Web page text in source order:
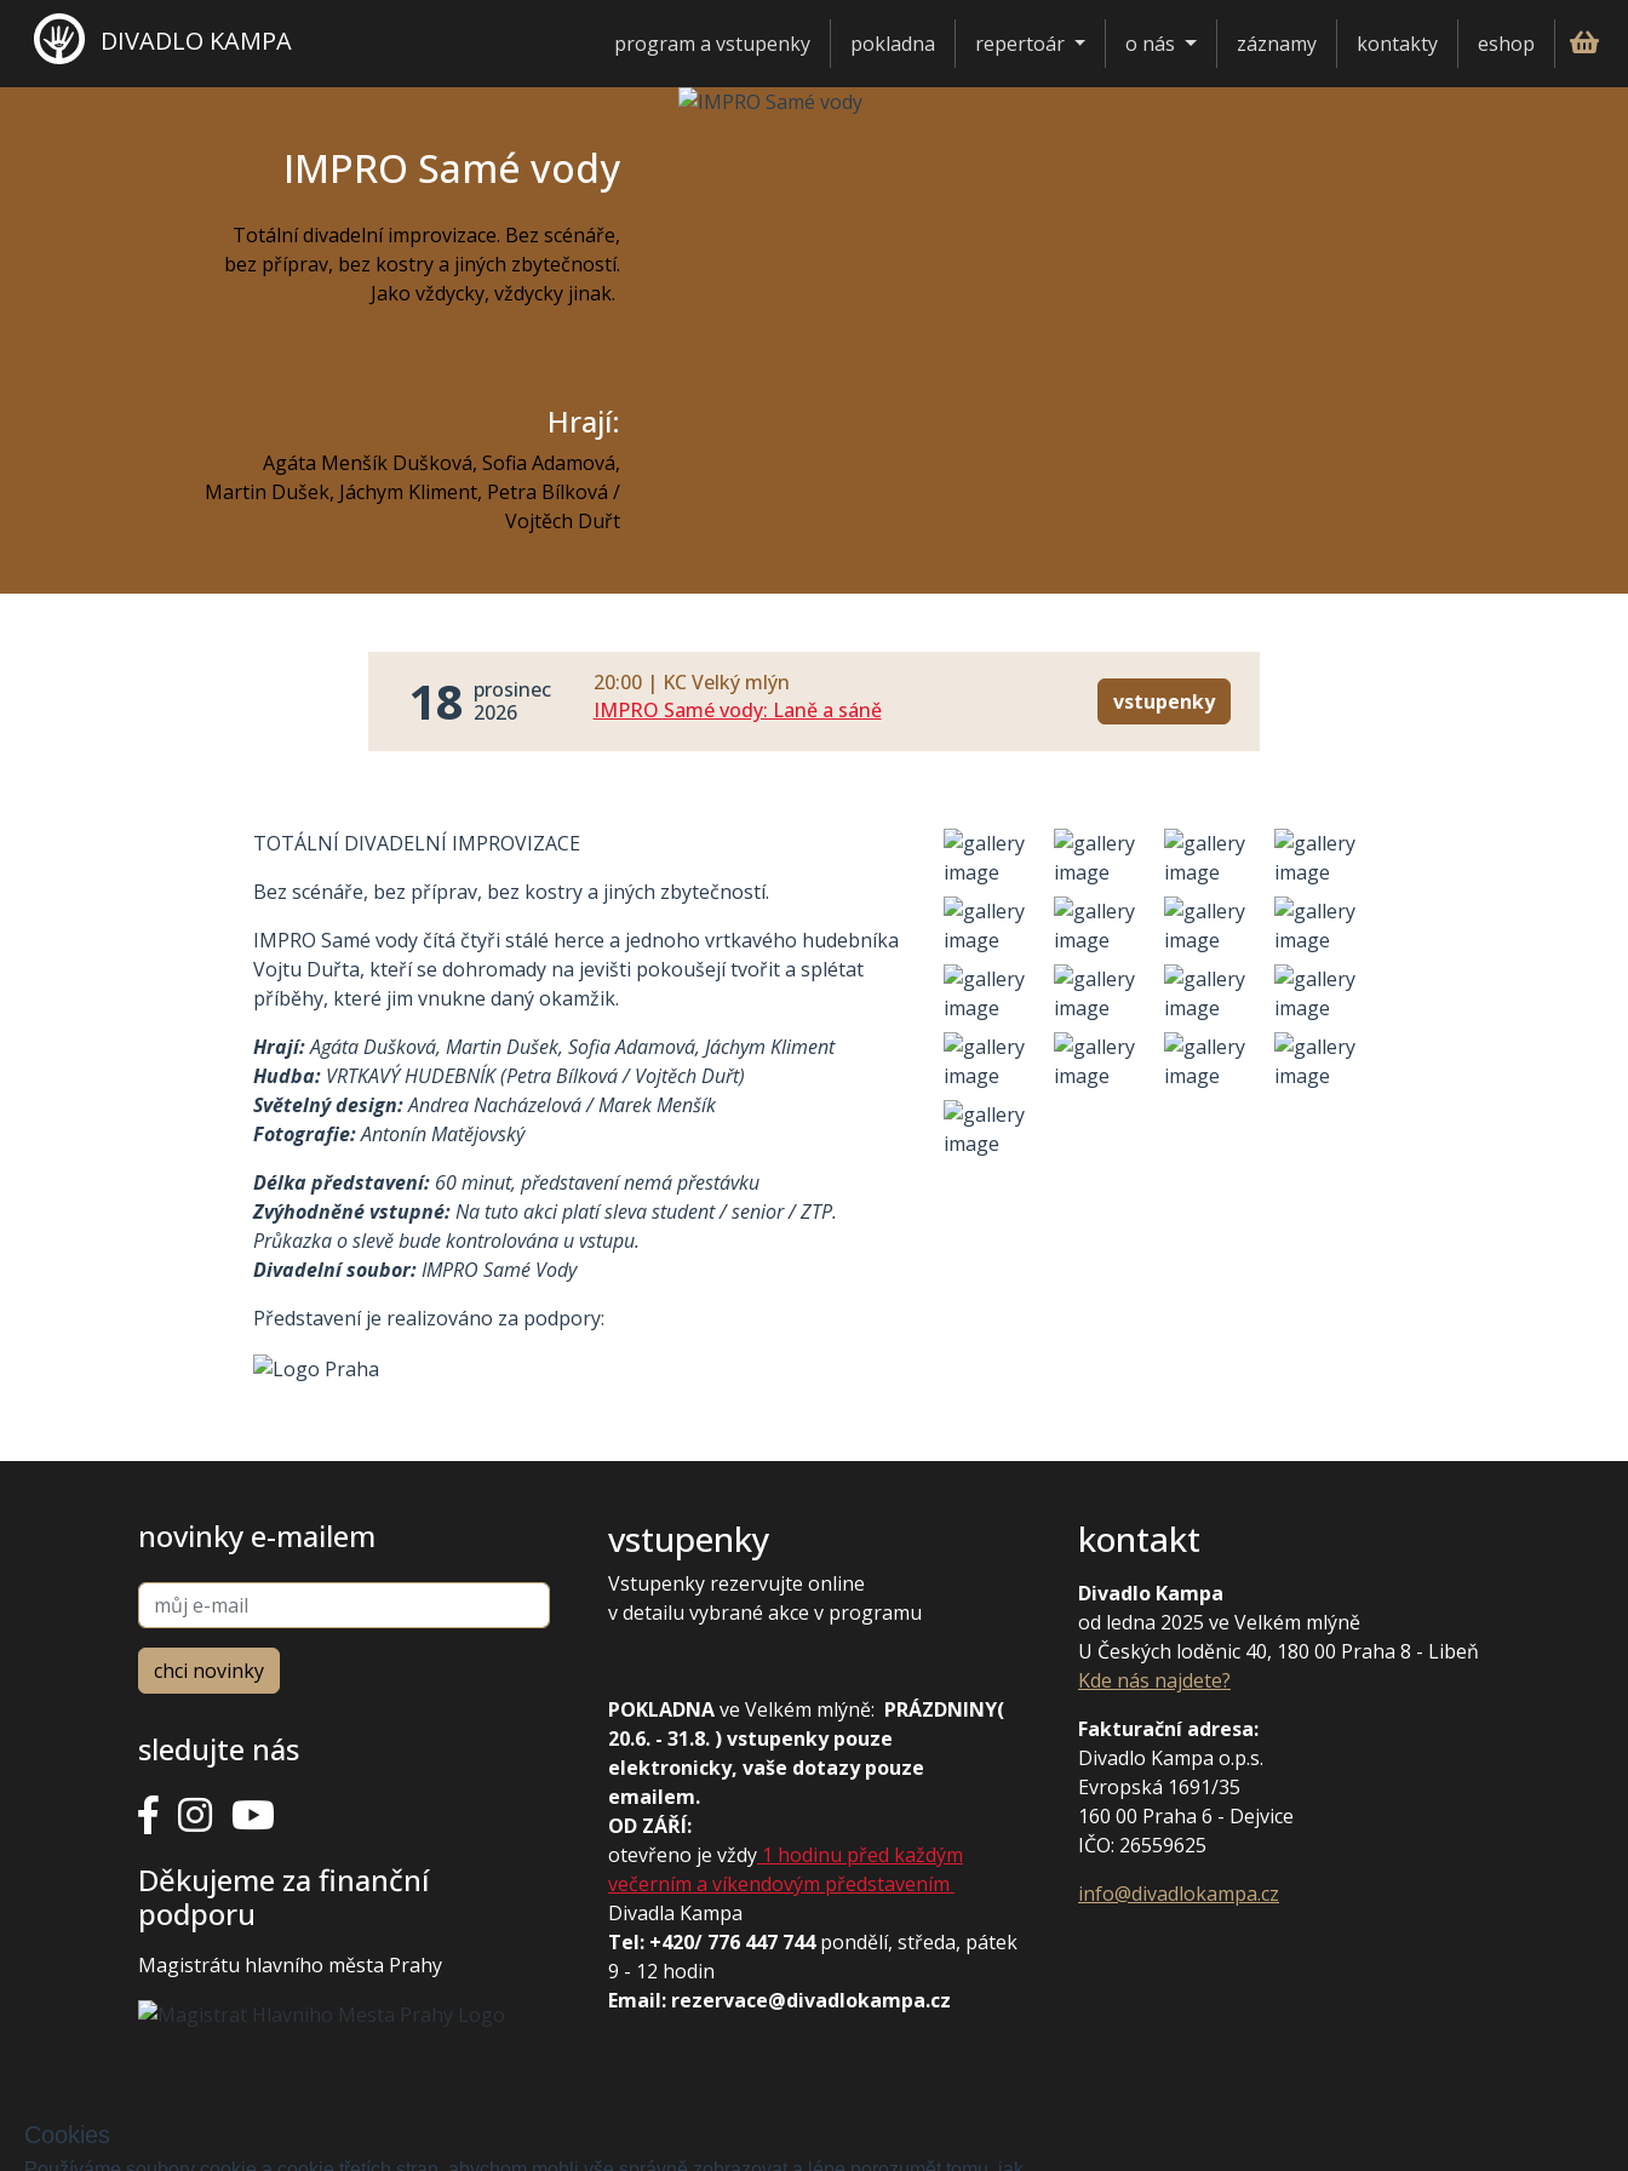
DIVADLO KAMPA program a vstupenky pokladna repertoár o nás záznamy kontakty eshop
IMPRO Samé vody
Totální divadelní improvizace. Bez scénáře,
bez příprav, bez kostry a jiných zbytečností.
Jako vždycky, vždycky jinak.
Hrají:
Agáta Menšík Dušková, Sofia Adamová,
Martin Dušek, Jáchym Kliment, Petra Bílková /
Vojtěch Duřt
18 prosinec
2026
20:00 | KC Velký mlýn
IMPRO Samé vody: Laně a sáně
vstupenky
TOTÁLNÍ DIVADELNÍ IMPROVIZACE
Bez scénáře, bez příprav, bez kostry a jiných zbytečností.
IMPRO Samé vody čítá čtyři stálé herce a jednoho vrtkavého hudebníka
Vojtu Duřta, kteří se dohromady na jevišti pokoušejí tvořit a splétat
příběhy, které jim vnukne daný okamžik.
Hrají:Agáta Dušková, Martin Dušek, Sofia Adamová, Jáchym Kliment
Hudba: VRTKAVÝ HUDEBNÍK (Petra Bílková / Vojtěch Duřt)
Světelný design:Andrea Nacházelová / Marek Menšík
Fotografie:Antonín Matějovský
Délka představení: 60 minut, představení nemá přestávku
Zvýhodněné vstupné:Na tuto akci platí sleva student / senior / ZTP.
Průkazka o slevě bude kontrolována u vstupu.
Divadelní soubor:IMPRO Samé Vody
Představení je realizováno za podpory:
novinky e-mailem
sledujte nás
Děkujeme za finanční
podporu
Magistrátu hlavního města Prahy
vstupenky
Vstupenky rezervujte online
v detailu vybrané akce v programu
POKLADNAve Velkém mlýně: PRÁZDNINY(
20.6. - 31.8. ) vstupenky pouze
elektronicky, vaše dotazy pouze
emailem.
OD ZÁŘÍ:
otevřeno je vždy 1 hodinu před každým
večerním a víkendovým představením
Divadla Kampa
Tel: +420/ 776 447 744pondělí, středa, pátek
9 - 12 hodin
Email: rezervace@divadlokampa.cz
kontakt
Divadlo Kampa
od ledna 2025 ve Velkém mlýně
U Českých loděnic 40, 180 00 Praha 8 - Libeň
Kde nás najdete?
Fakturační adresa:
Divadlo Kampa o.p.s.
Evropská 1691/35
160 00 Praha 6 - Dejvice
IČO: 26559625
info@divadlokampa.cz
Cookies